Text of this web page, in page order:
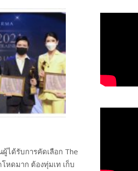
ได้รับการคัดเลือก The
โหดมาก ต้องทุ่มเท เก็บ